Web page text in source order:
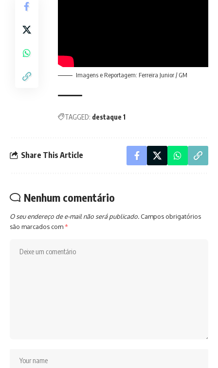
Imagens e Reportagem: Ferreira Junior / GM
TAGGED: destaque 1
Share This Article
Nenhum comentário
O seu endereço de e-mail não será publicado. Campos obrigatórios
são marcados com*